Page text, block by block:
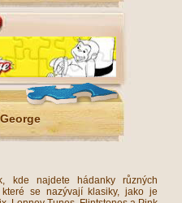
kde najdete hádanky různých
se nazývají klasiky, jako je